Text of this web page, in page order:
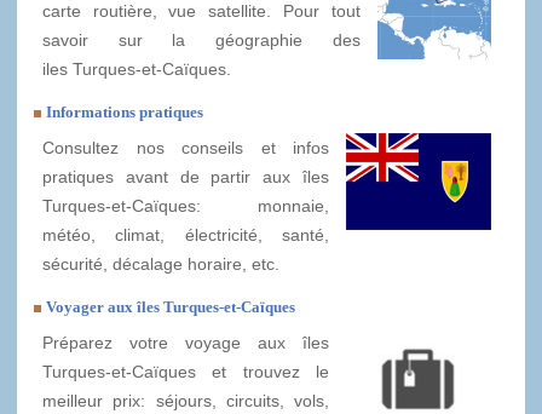
carte routière, vue satellite. Pour tout
savoir sur la géographie des
iles Turques-et-Caïques.
Informations pratiques
Consultez nos conseils et infos
pratiques avant de partir aux îles
Turques-et-Caïques: monnaie,
météo, climat, électricité, santé,
sécurité, décalage horaire, etc.
Voyager aux îles Turques-et-Caïques
Préparez votre voyage aux îles
Turques-et-Caïques et trouvez le
meilleur prix: séjours, circuits, vols,